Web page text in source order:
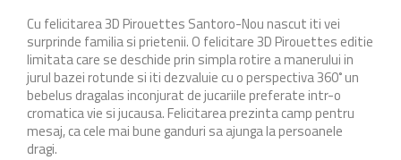
Cu felicitarea 3D Pirouettes Santoro-Nou nascut iti vei
surprinde familia si prietenii. O felicitare 3D Pirouettes editie
limitata care se deschide prin simpla rotire a manerului in
jurul bazei rotunde si iti dezvaluie cu o perspectiva 360˚ un
bebelus dragalas inconjurat de jucariile preferate intr-o
cromatica vie si jucausa. Felicitarea prezinta camp pentru
mesaj, ca cele mai bune ganduri sa ajunga la persoanele
dragi.